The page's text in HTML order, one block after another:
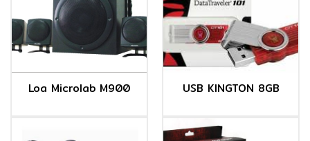
Loa Microlab M900 USB KINGTON 8GB